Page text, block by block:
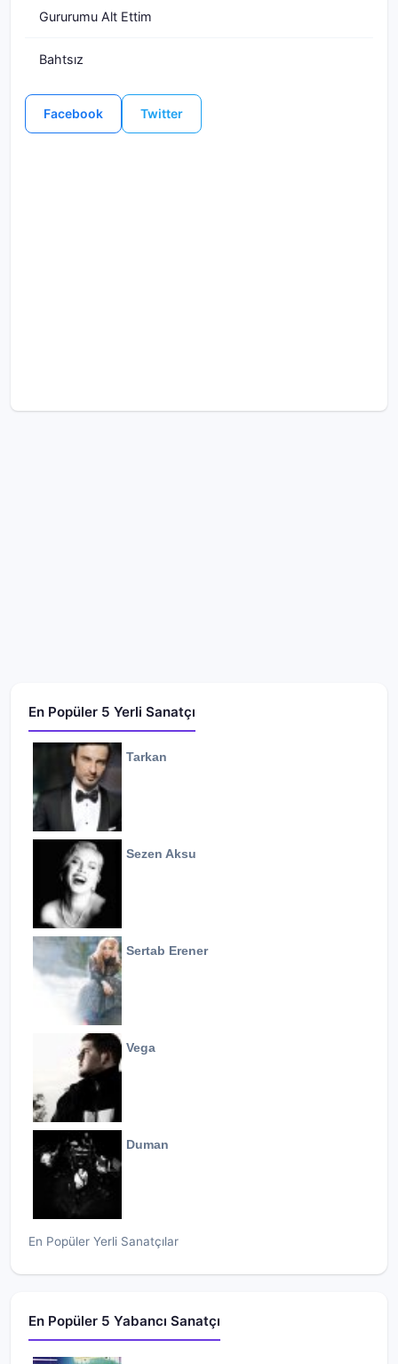
Gururumu Alt Ettim
Bahtsız
Facebook Twitter
En Popüler 5 Yerli Sanatçı
Tarkan
Sezen Aksu
Sertab Erener
Vega
Duman
En Popüler Yerli Sanatçılar
En Popüler 5 Yabancı Sanatçı